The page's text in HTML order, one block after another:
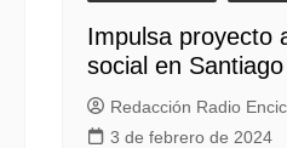
Impulsa proyecto
social en
Redacción Radio
3 de febrero de 2024